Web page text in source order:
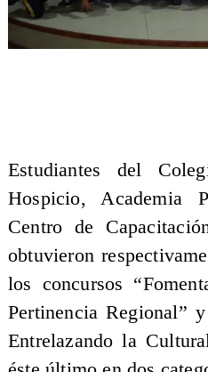
​Estudiantes del
Hospicio, Academia
Centro de
obtuvieron
los concursos
Pertinencia Regional”
Entrelazando la